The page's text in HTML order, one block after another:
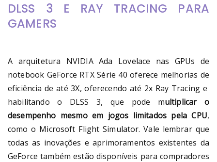
DLSS 3 E RAY TRACING PARA
GAMERS
A arquitetura NVIDIA Ada Lovelace nas GPUs de
notebook GeForce RTX Série 40 oferece melhorias de
eficiência de até 3X, oferecendo até 2x Ray Tracing e
habilitando o DLSS 3, que pode multiplicar o
desempenho mesmo em jogos limitados pela CPU,
como o Microsoft Flight Simulator. Vale lembrar que
todas as inovações e aprimoramentos existentes da
GeForce também estão disponíveis para compradores